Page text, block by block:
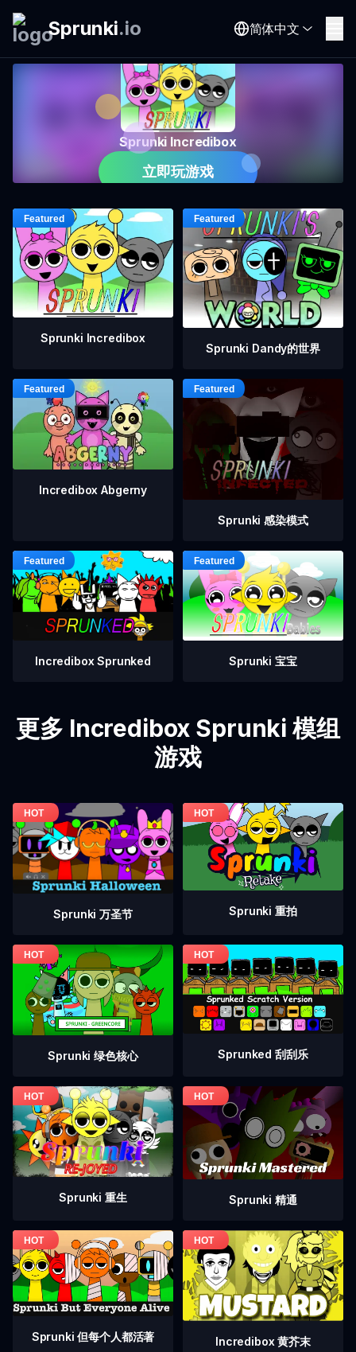
Sprunki.io 简体中文
Sprunki Incredibox
立即玩游戏
Sprunki Incredibox
Sprunki Dandy的世界
Incredibox Abgerny
Sprunki 感染模式
Incredibox Sprunked Sprunki 宝宝
更多 Incredibox Sprunki 模组
游戏
Sprunki 万圣节 Sprunki 重拍
Sprunki 绿色核心 Sprunked 刮刮乐
Sprunki 重生 Sprunki 精通
Sprunki 但每个人都活著 Incredibox 黄芥末